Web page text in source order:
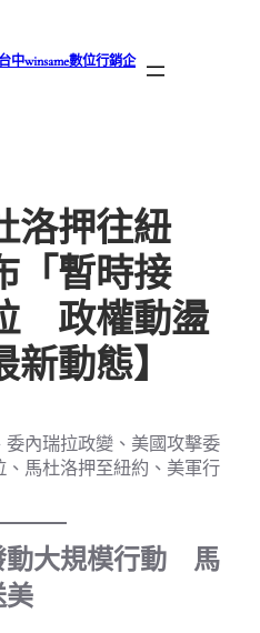
中winsame數位行銷企
洛押往紐
「暫時接
政權動盪
動態】
內瑞拉政變、美國攻擊委
馬杜洛押至紐約、美軍行
動大規模行動 馬
美